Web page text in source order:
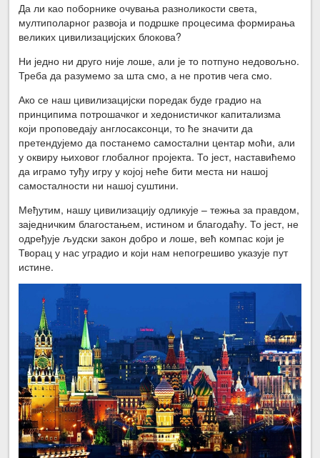
Да ли као поборнике очувања разноликости света,
мултиполарног развоја и подршке процесима формирања
великих цивилизацијских блокова?
Ни једно ни друго није лоше, али је то потпуно недовољно.
Треба да разумемо за шта смо, а не против чега смо.
Ако се наш цивилизацијски поредак буде градио на
принципима потрошачког и хедонистичког капитализма
који проповедају англосаксонци, то ће значити да
претендујемо да постанемо самостални центар моћи, али
у оквиру њиховог глобалног пројекта. То јест, наставићемо
да играмо туђу игру у којој неће бити места ни нашој
самосталности ни нашој суштини.
Међутим, нашу цивилизацију одликује – тежња за правдом,
заједничким благостањем, истином и благодаћу. То јест, не
одређује људски закон добро и лоше, већ компас који је
Творац у нас уградио и који нам непогрешиво указује пут
истине.